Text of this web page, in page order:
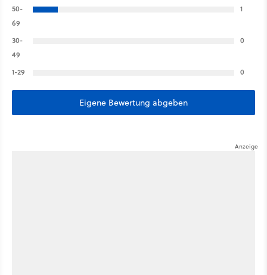
50-
69
1
30-
49
0
1-29 0
Eigene Bewertung abgeben